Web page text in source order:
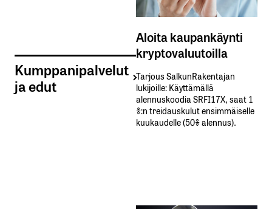
Kumppanipalvelut
ja edut
Aloita kaupankäynti
kryptovaluutoilla
Tarjous SalkunRakentajan
lukijoille: Käyttämällä​ ​
alennuskoodia​ ​SRFI17X,​ ​saat​ ​1
%:n treidauskulut​ ​ensimmäiselle​ ​
kuukaudelle​ ​(50%​ ​alennus).